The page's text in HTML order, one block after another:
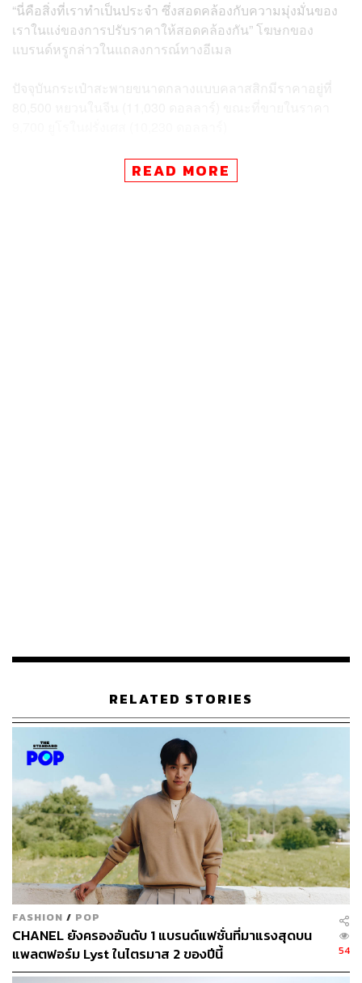
“นี่คือสิ่งที่เราทำเป็นประจำ ซึ่งสอดคล้องกับความมุ่งมั่นของ
เราในแง่ของการปรับราคาให้สอดคล้องกัน” โฆษกของ
แบรนด์หรูกล่าวในแถลงการณ์ทางอีเมล
ปัจจุบันกระเป๋าสะพายขนาดกลางแบบคลาสสิกมีราคาอยู่ที่
เป็นที่รู้กันว่าแบรนด์หรูแดนน้ำหอมมีอำนาจในการกำหนด
ราคาที่แข็งแกร่ง ซึ่งหมายความว่าพวกเขาสามารถเพิ่ม
TAGS: Chanel Luxury Brand สินค้าฟุ่มเฟือย
123
ABOUT THE AUTHOR
ถนัดกิจ จันกิเสน
Content Creator ประจำกองบรรณาธิการ
ธุรกิจ การตลาด เทคโนโลยี และชอบสำรวจ
โลกออฟไลน์และออนไลน์มาถอดรหัสความ
เคลื่อนไหวให้เป็นเรื่องเข้าใจง่าย สนุก และได้
ไอเดียใหม่ๆ
READ MORE
RELATED STORIES
FASHION / POP
CHANEL ยังครองอันดับ 1 แบรนด์แฟชั่นที่มาแรงสุดบน
แพลตฟอร์ม Lyst ในไตรมาส 2 ของปีนี้
54